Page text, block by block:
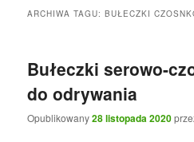
ARCHIWA TAGU:BUŁECZKI
Bułeczki serowo-
do odrywania
Opublikowany28 listopada 2020